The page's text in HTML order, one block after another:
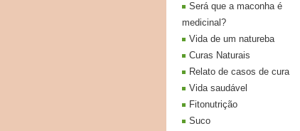
Será que a maconha é
medicinal?
Vida de um natureba
Curas Naturais
Relato de casos de cura
Vida saudável
Fitonutrição
Suco